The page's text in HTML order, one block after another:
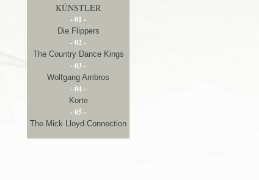
KÜNSTLER
- 01 -
Die Flippers
- 02 -
The Country Dance Kings
- 03 -
Wolfgang Ambros
- 04 -
Korte
- 05 -
The Mick Lloyd Connection